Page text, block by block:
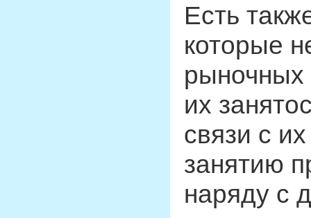
Есть
которые
рыночных
их
связи с
занятию
наряду с